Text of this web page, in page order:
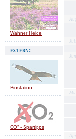
Wahner Heide
extern:
Biostation
CO² - Spartipps
Juli
Mai